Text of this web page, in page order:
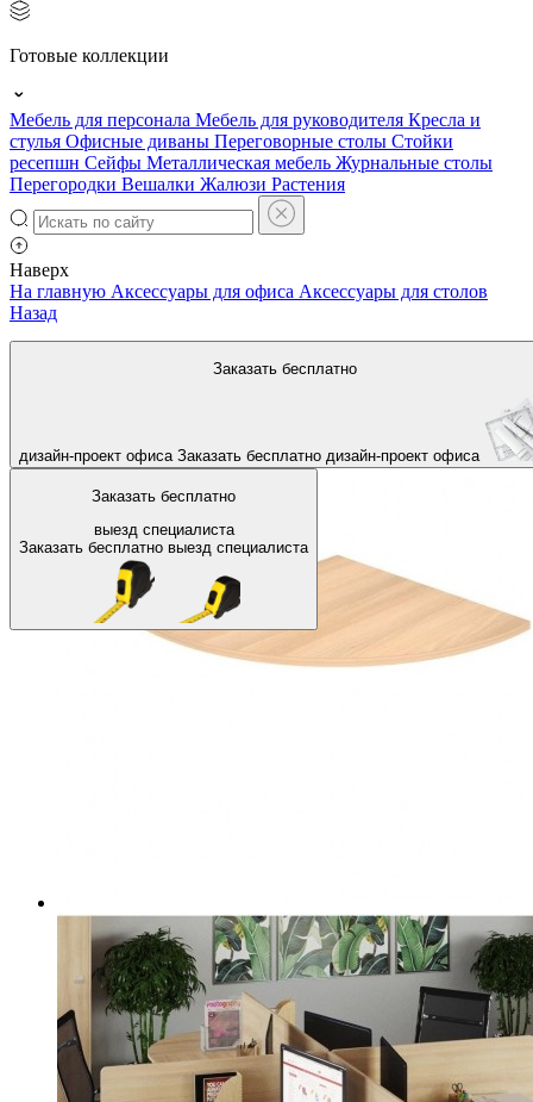
Готовые коллекции
Мебель для персонала Мебель для руководителя Кресла и
стулья Офисные диваны Переговорные столы Стойки
ресепшн Сейфы Металлическая мебель Журнальные столы
Перегородки Вешалки Жалюзи Растения
Наверх
Заказать бесплатно
дизайн-проект офиса Заказать бесплатно дизайн-проект офиса
Заказать бесплатно
выезд специалиста
Заказать бесплатно выезд специалиста
На главную Аксессуары для офиса Аксессуары для столов
Назад